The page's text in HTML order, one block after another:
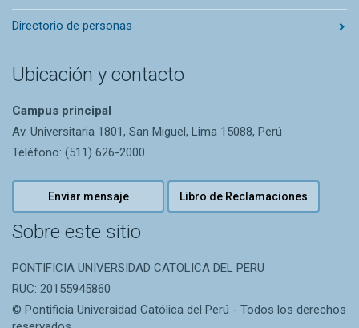
Directorio de personas
Ubicación y contacto
Campus principal
Av. Universitaria 1801, San Miguel, Lima 15088, Perú
Teléfono: (511) 626-2000
Enviar mensaje Libro de Reclamaciones
Sobre este sitio
PONTIFICIA UNIVERSIDAD CATOLICA DEL PERU
RUC: 20155945860
© Pontificia Universidad Católica del Perú - Todos los derechos